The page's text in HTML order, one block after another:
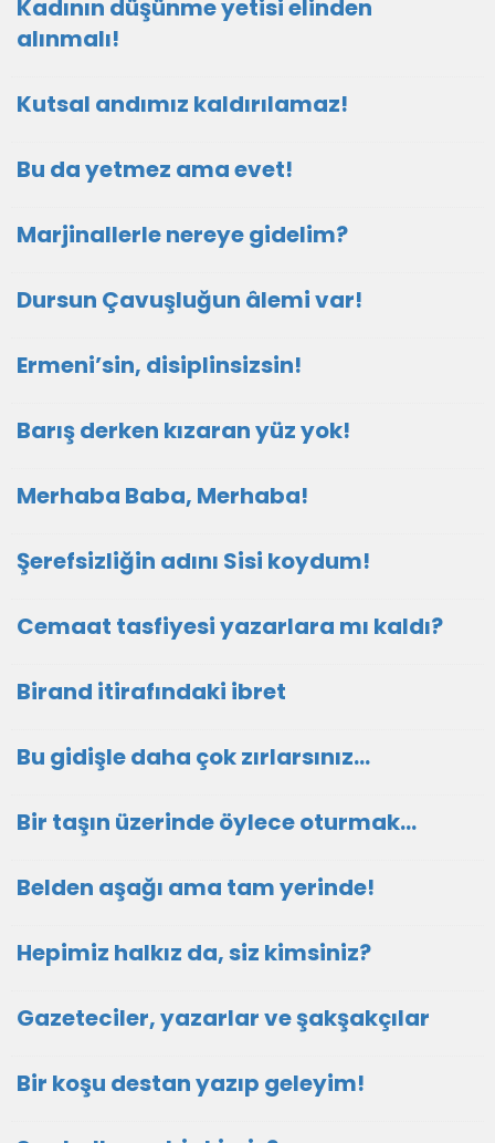
Kadının düşünme yetisi elinden
alınmalı!
Kutsal andımız kaldırılamaz!
Bu da yetmez ama evet!
Marjinallerle nereye gidelim?
Dursun Çavuşluğun âlemi var!
Ermeni’sin, disiplinsizsin!
Barış derken kızaran yüz yok!
Merhaba Baba, Merhaba!
Şerefsizliğin adını Sisi koydum!
Cemaat tasfiyesi yazarlara mı kaldı?
Birand itirafındaki ibret
Bu gidişle daha çok zırlarsınız…
Bir taşın üzerinde öylece oturmak…
Belden aşağı ama tam yerinde!
Hepimiz halkız da, siz kimsiniz?
Gazeteciler, yazarlar ve şakşakçılar
Bir koşu destan yazıp geleyim!